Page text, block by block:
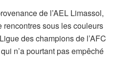
de l’AEL Limassol,
rencontres sous les couleurs
des champions de l’AFC
n’a pourtant pas empêché